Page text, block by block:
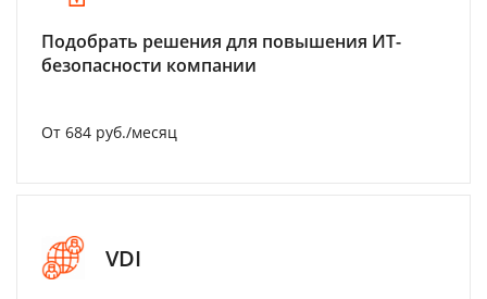
Подобрать решения для повышения ИТ-
безопасности компании
От 684 руб./месяц
VDI